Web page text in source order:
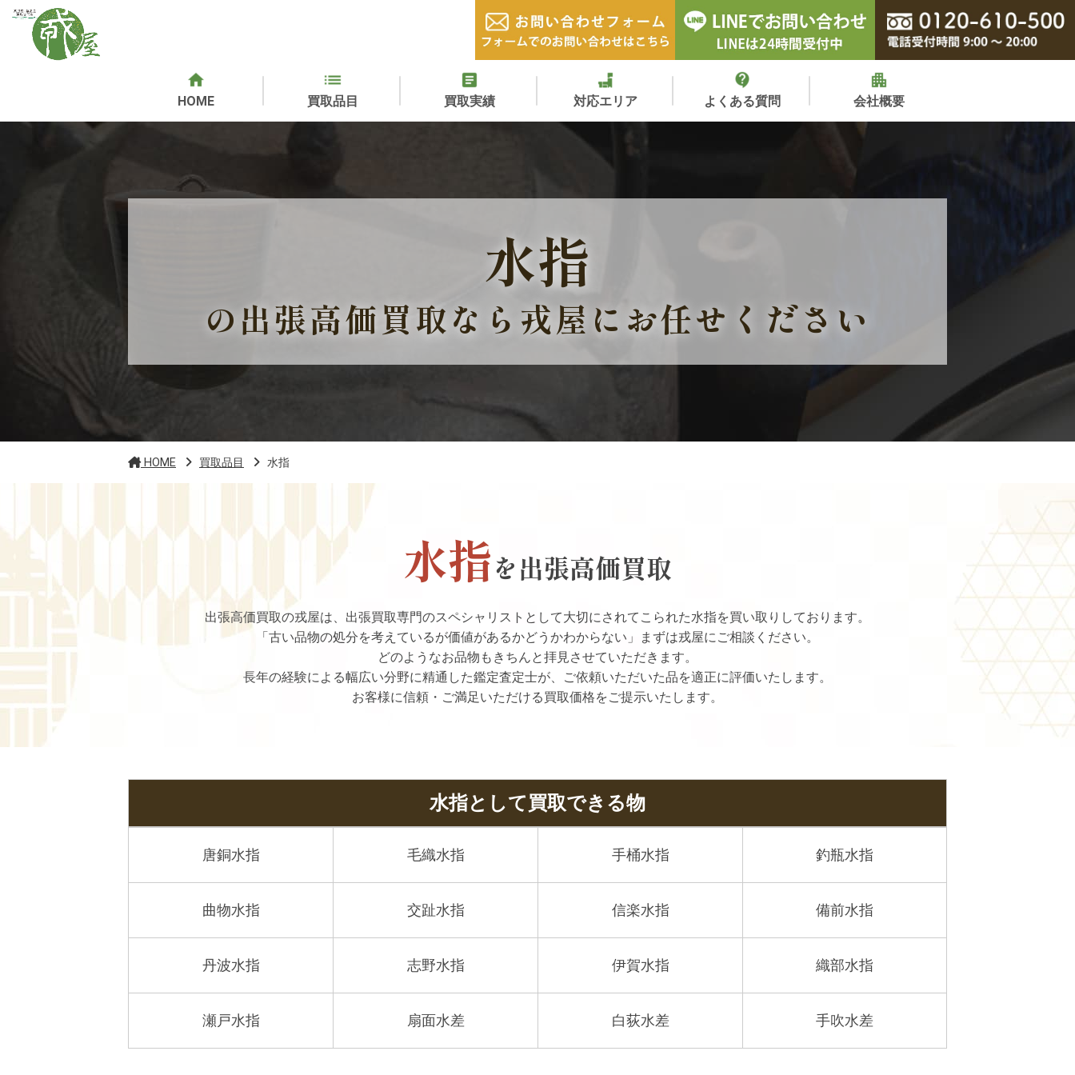
HOME 買取品目 買取実績 対応エリア よくある質問 会社概要
水指
の出張高価買取なら戎屋にお任せください
HOME 買取品目 水指
水指を出張高価買取
出張高価買取の戎屋は、出張買取専門のスペシャリストとして大切にされてこられた水指を買い取りしております。
「古い品物の処分を考えているが価値があるかどうかわからない」まずは戎屋にご相談ください。
どのようなお品物もきちんと拝見させていただきます。
長年の経験による幅広い分野に精通した鑑定査定士が、ご依頼いただいた品を適正に評価いたします。
お客様に信頼・ご満足いただける買取価格をご提示いたします。
水指として買取できる物
唐銅水指 毛織水指 手桶水指 釣瓶水指
曲物水指 交趾水指 信楽水指 備前水指
丹波水指 志野水指 伊賀水指 織部水指
瀬戸水指 扇面水差 白荻水差 手吹水差